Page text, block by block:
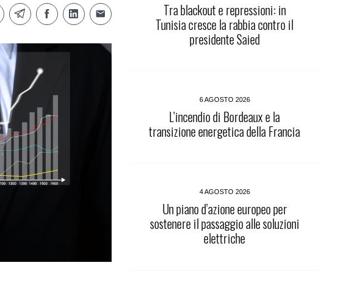
Tra blackout e repressioni: in
Tunisia cresce la rabbia contro il
presidente Saied
6 AGOSTO 2026
L’incendio di Bordeaux e la
transizione energetica della Francia
4 AGOSTO 2026
Un piano d’azione europeo per
sostenere il passaggio alle soluzioni
elettriche